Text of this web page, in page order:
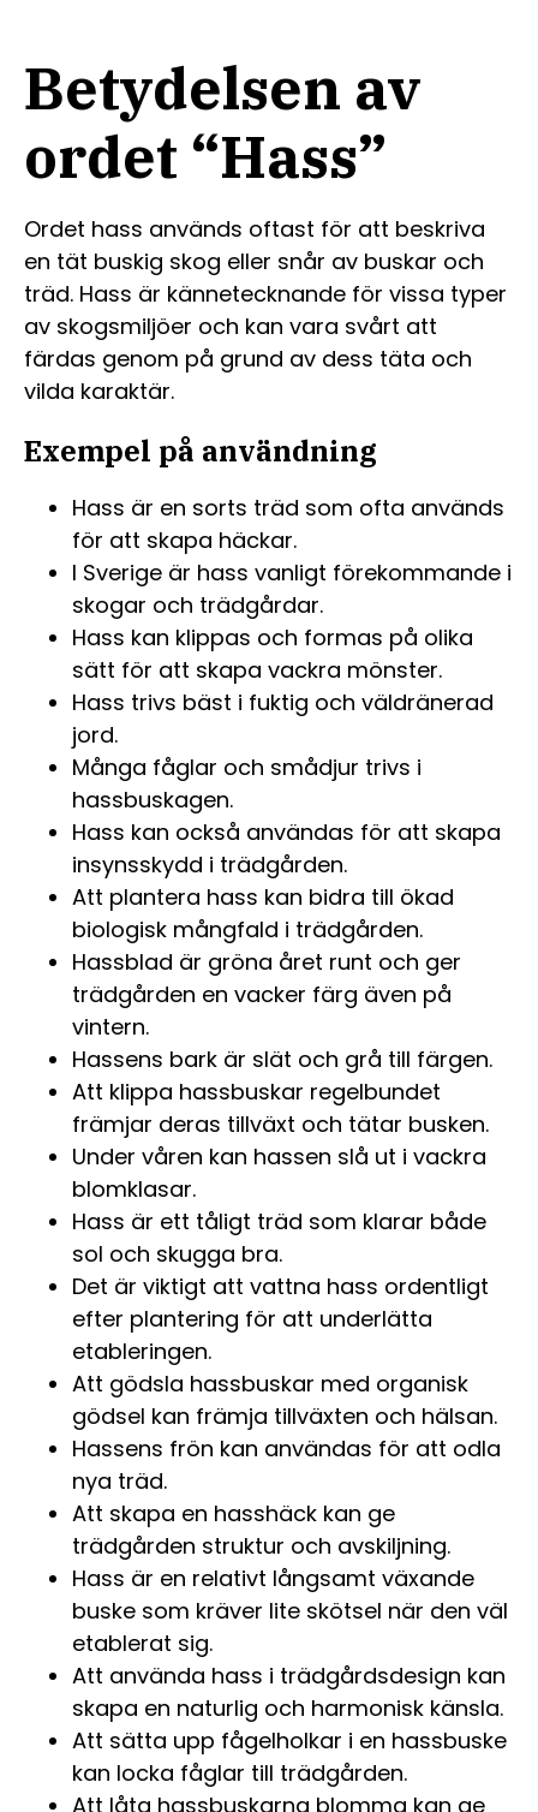
Betydelsen av
ordet “Hass”
Ordet hass används oftast för att beskriva
en tät buskig skog eller snår av buskar och
träd. Hass är kännetecknande för vissa typer
av skogsmiljöer och kan vara svårt att
färdas genom på grund av dess täta och
vilda karaktär.
Exempel på användning
Hass är en sorts träd som ofta används
för att skapa häckar.
I Sverige är hass vanligt förekommande i
skogar och trädgårdar.
Hass kan klippas och formas på olika
sätt för att skapa vackra mönster.
Hass trivs bäst i fuktig och väldränerad
jord.
Många fåglar och smådjur trivs i
hassbuskagen.
Hass kan också användas för att skapa
insynsskydd i trädgården.
Att plantera hass kan bidra till ökad
biologisk mångfald i trädgården.
Hassblad är gröna året runt och ger
trädgården en vacker färg även på
vintern.
Hassens bark är slät och grå till färgen.
Att klippa hassbuskar regelbundet
främjar deras tillväxt och tätar busken.
Under våren kan hassen slå ut i vackra
blomklasar.
Hass är ett tåligt träd som klarar både
sol och skugga bra.
Det är viktigt att vattna hass ordentligt
efter plantering för att underlätta
etableringen.
Att gödsla hassbuskar med organisk
gödsel kan främja tillväxten och hälsan.
Hassens frön kan användas för att odla
nya träd.
Att skapa en hasshäck kan ge
trädgården struktur och avskiljning.
Hass är en relativt långsamt växande
buske som kräver lite skötsel när den väl
etablerat sig.
Att använda hass i trädgårdsdesign kan
skapa en naturlig och harmonisk känsla.
Att sätta upp fågelholkar i en hassbuske
kan locka fåglar till trädgården.
Att låta hassbuskarna blomma kan ge